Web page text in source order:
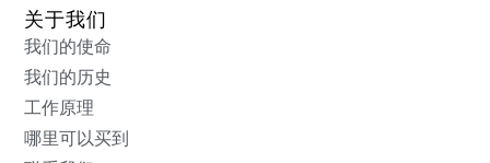
关于我们
我们的使命
我们的历史
工作原理
哪里可以买到